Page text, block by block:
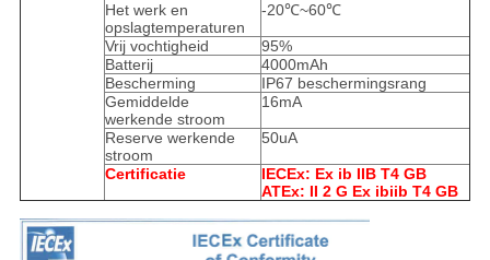
Het werk en
opslagtemperaturen
-20℃~60℃
Vrij vochtigheid
95%
Batterij
4000mAh
Bescherming
IP67 beschermingsrang
Gemiddelde
werkende stroom
16mA
Reserve werkende
stroom
50uA
Certificatie
IECEx: Ex ib IIB T4 GB
ATEx: II 2 G Ex ibiib T4 GB